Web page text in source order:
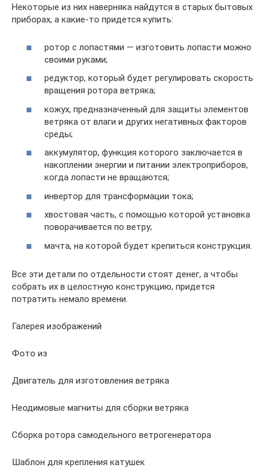
Некоторые из них наверняка найдутся в старых бытовых
приборах, а какие-то придется купить:
ротор с лопастями — изготовить лопасти можно
своими руками;
редуктор, который будет регулировать скорость
вращения ротора ветряка;
кожух, предназначенный для защиты элементов
ветряка от влаги и других негативных факторов
среды;
аккумулятор, функция которого заключается в
накоплении энергии и питании электроприборов,
когда лопасти не вращаются;
инвертор для трансформации тока;
хвостовая часть, с помощью которой установка
поворачивается по ветру;
мачта, на которой будет крепиться конструкция.
Все эти детали по отдельности стоят денег, а чтобы
собрать их в целостную конструкцию, придется
потратить немало времени.
Галерея изображений
Фото из
Двигатель для изготовления ветряка
Неодимовые магниты для сборки ветряка
Сборка ротора самодельного ветрогенератора
Шаблон для крепления катушек